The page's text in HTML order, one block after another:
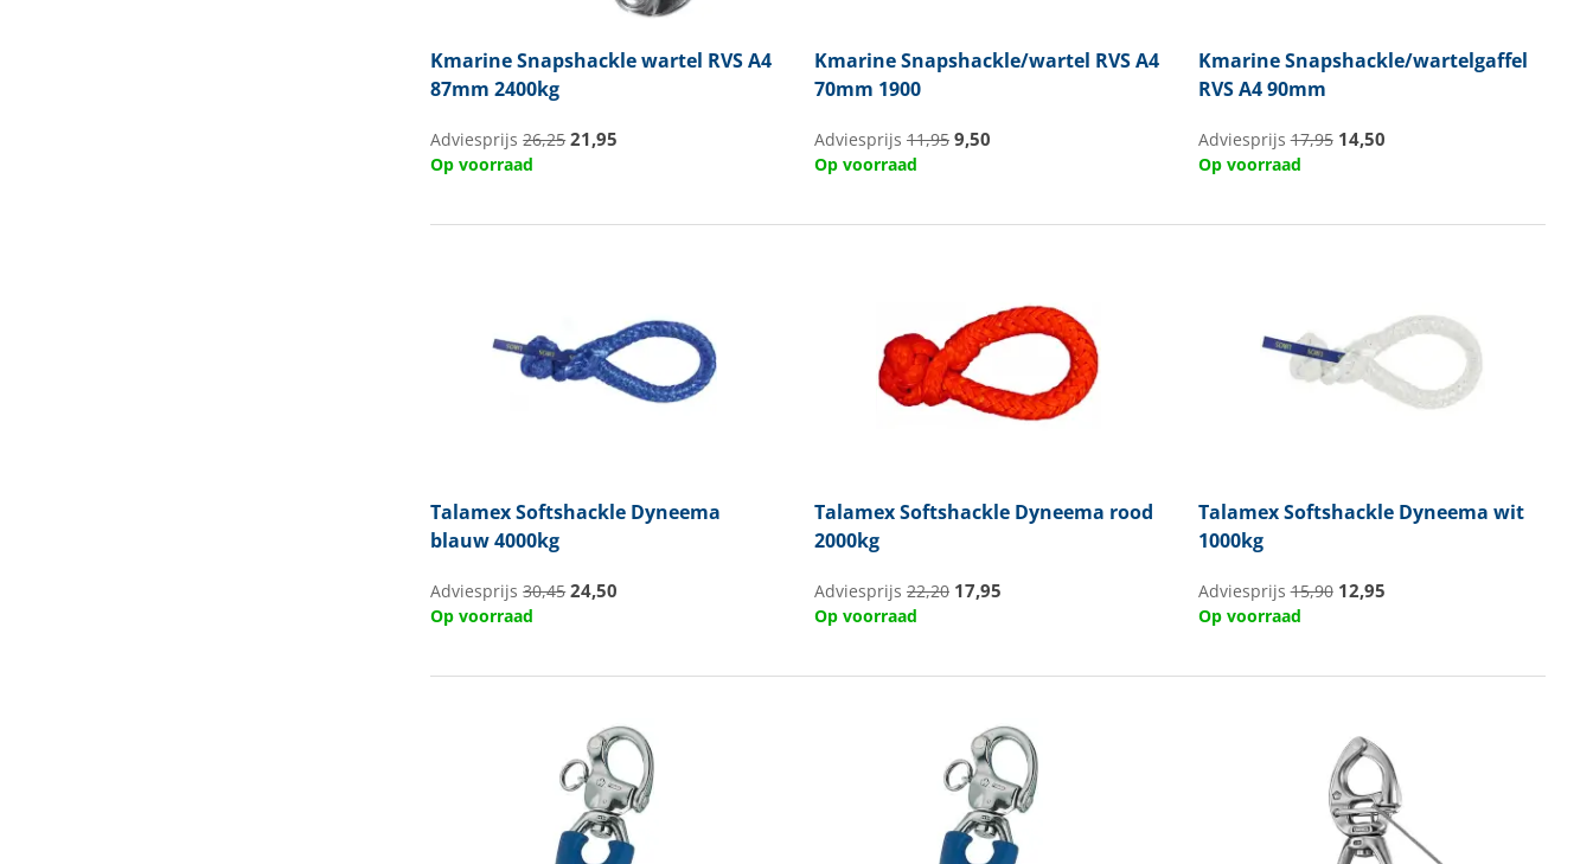
KmarineSnapshackle wartel RVS A4
87mm 2400kg
Adviesprijs26,25 21,95
Op voorraad
KmarineSnapshackle/wartel RVS A4
70mm 1900
Adviesprijs 11,95 9,50
Op voorraad
KmarineSnapshackle/wartelgaffel
RVS A4 90mm
Adviesprijs17,95 14,50
Op voorraad
TalamexSoftshackle Dyneema
blauw 4000kg
Adviesprijs30,45 24,50
Op voorraad
TalamexSoftshackle Dyneema rood
2000kg
Adviesprijs 22,20 17,95
Op voorraad
TalamexSoftshackle Dyneema wit
1000kg
Adviesprijs15,90 12,95
Op voorraad